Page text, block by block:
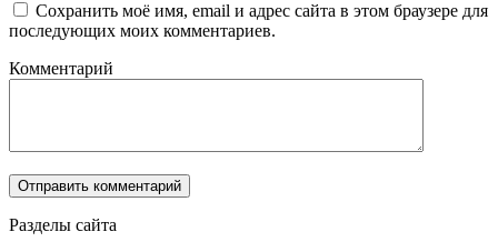
Сохранить моё имя, email и адрес сайта в этом браузере для
последующих моих комментариев.
Комментарий
Разделы сайта